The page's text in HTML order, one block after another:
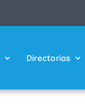
Direc­to­rios